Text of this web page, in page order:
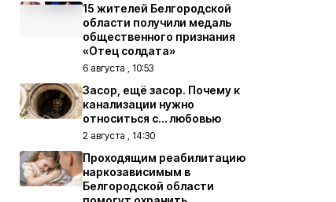
15 жителей Белгородской
области получили медаль
общественного признания
«Отец солдата»
6 августа , 10:53
Засор, ещё засор. Почему к
канализации нужно
относиться с… любовью
2 августа , 14:30
Проходящим реабилитацию
наркозависимым в
Белгородской области